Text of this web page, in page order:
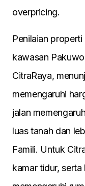
overpricing.
Penilaian
kawasan
CitraRaya,
memengaruhi
jalan
luas tanah dan
Famili. Untuk
kamar tidur,